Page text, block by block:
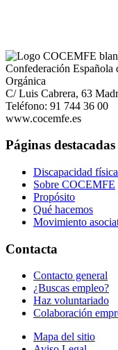
Confederación Española
Orgánica
C/ Luis Cabrera, 63
Teléfono: 91 744 36 00
www.cocemfe.es
Páginas destacadas
Discapacidad
Sobre COCEMFE
Propósito
Qué hacemos
Movimiento
Contacta
Contacto general
¿Buscas empleo?
Haz voluntariado
Colaboración
Mapa del sitio